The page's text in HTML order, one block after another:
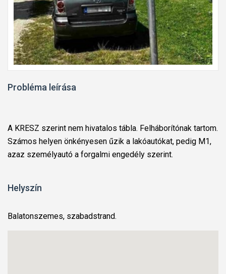
Probléma leírása
A KRESZ szerint nem hivatalos tábla. Felháborítónak tartom.
Számos helyen önkényesen űzik a lakóautókat, pedig M1,
azaz személyautó a forgalmi engedély szerint.
Helyszín
Balatonszemes, szabadstrand.